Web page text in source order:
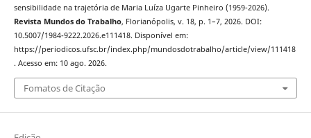
sensibilidade na trajetória de Maria Luíza Ugarte Pinheiro (1959-2026).
Revista Mundos do Trabalho, Florianópolis, v. 18, p. 1–7, 2026. DOI:
10.5007/1984-9222.2026.e111418. Disponível em:
https://periodicos.ufsc.br/index.php/mundosdotrabalho/article/view/111418
. Acesso em: 10 ago. 2026.
Fomatos de Citação